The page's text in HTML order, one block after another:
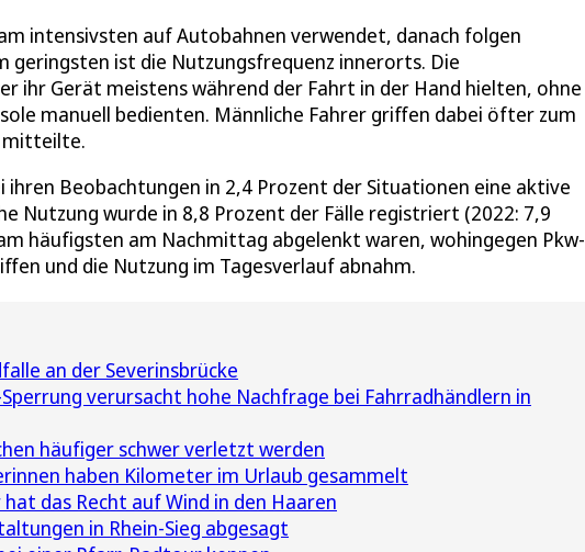
intensivsten auf Autobahnen verwendet, danach folgen
geringsten ist die Nutzungsfrequenz innerorts. Die
ihr Gerät meistens während der Fahrt in der Hand hielten, ohne
manuell bedienten. Männliche Fahrer griffen dabei öfter zum
mitteilte.
Beobachtungen in 2,4 Prozent der Situationen eine aktive
Nutzung wurde in 8,8 Prozent der Fälle registriert (2022: 7,9
häufigsten am Nachmittag abgelenkt waren, wohingegen Pkw-
und die Nutzung im Tagesverlauf abnahm.
an der Severinsbrücke
verursacht hohe Nachfrage bei Fahrradhändlern in
häufiger schwer verletzt werden
haben Kilometer im Urlaub gesammelt
hat das Recht auf Wind in den Haaren
in Rhein-Sieg abgesagt